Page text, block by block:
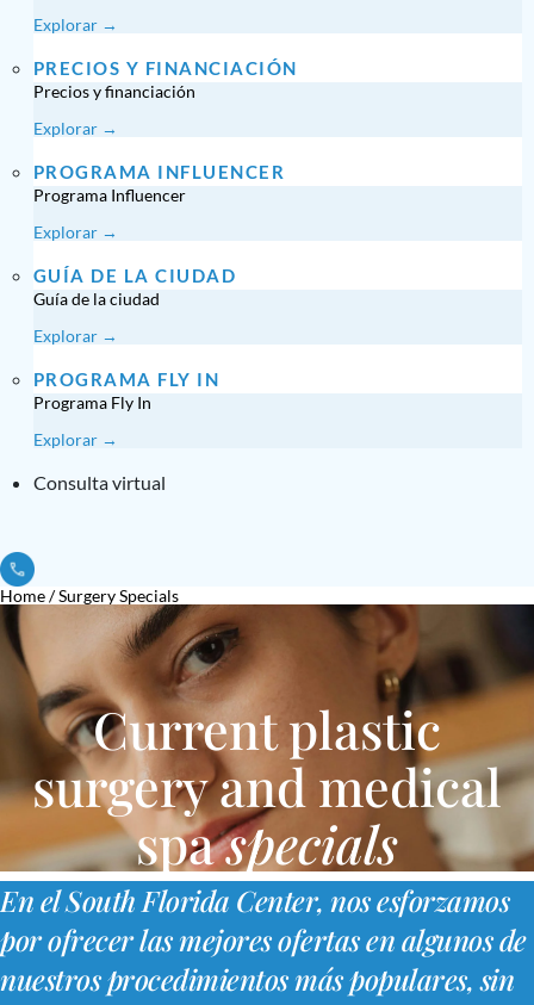
Explorar →
PRECIOS Y FINANCIACIÓN
Precios y financiación
Explorar →
PROGRAMA INFLUENCER
Programa Influencer
Explorar →
GUÍA DE LA CIUDAD
Guía de la ciudad
Explorar →
PROGRAMA FLY IN
Programa Fly In
Explorar →
Consulta virtual
Home/Surgery Specials
Current plastic
surgery and medical
spaspecials
En el South Florida Center, nos esforzamos
por ofrecer las mejores ofertas en algunos de
nuestros procedimientos más populares, sin